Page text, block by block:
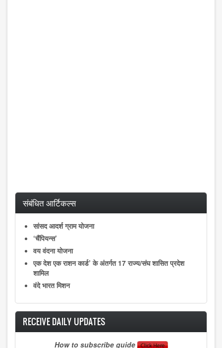
संबंधित आर्टिकल्स
सांसद आदर्श ग्राम योजना
‘चैंपियन्स’
वय वंदना योजना
एक देश एक राशन कार्ड’ के अंतर्गत 17 राज्‍य/संघ शासित प्रदेश
शामिल
वंदे भारत मिशन
RECEIVE DAILY UPDATES
How to subscribe guide